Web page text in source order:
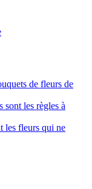
de fleurs de
sont les règles à
les fleurs qui ne